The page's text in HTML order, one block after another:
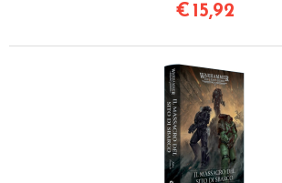
€ 15,92